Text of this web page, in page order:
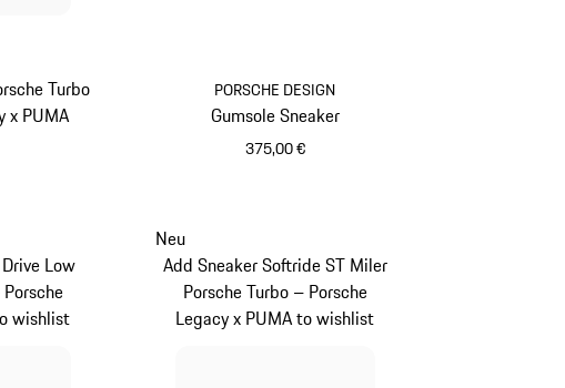
Turbo
x PUMA
PORSCHE DESIGN
Gumsole Sneaker
375,00 €
Low
wishlist
Neu
Add Sneaker Softride ST Miler
Porsche Turbo – Porsche
Legacy x PUMA to wishlist